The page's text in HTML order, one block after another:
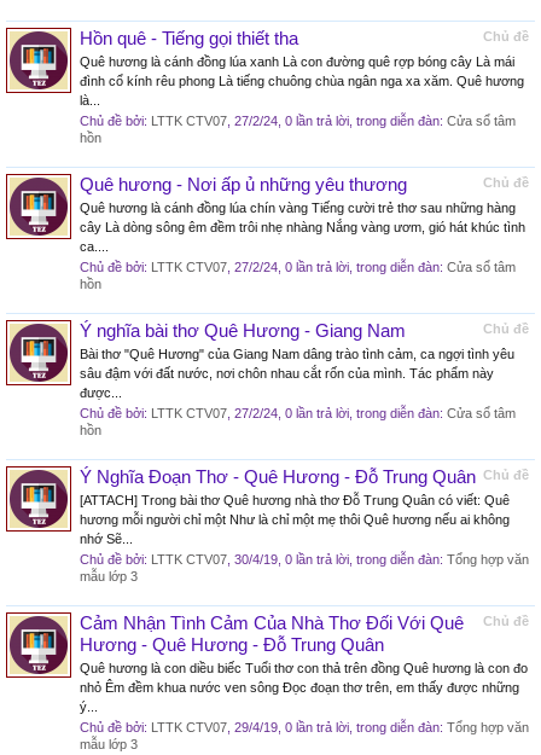
Chủ đề
Hồn quê - Tiếng gọi thiết tha
Quê hương là cánh đồng lúa xanh Là con đường quê rợp bóng cây Là mái
đình cổ kính rêu phong Là tiếng chuông chùa ngân nga xa xăm. Quê hương
là...
Chủ đề bởi: LTTK CTV07 27/2/24 , 0 lần trả lời, trong diễn đàn: Cửa sổ tâm
hồn
Chủ đề
Quê hương - Nơi ấp ủ những yêu thương
Quê hương là cánh đồng lúa chín vàng Tiếng cười trẻ thơ sau những hàng
cây Là dòng sông êm đềm trôi nhẹ nhàng Nắng vàng ươm, gió hát khúc tình
ca....
Chủ đề bởi: LTTK CTV07 27/2/24 , 0 lần trả lời, trong diễn đàn: Cửa sổ tâm
hồn
Chủ đề
Ý nghĩa bài thơ Quê Hương - Giang Nam
Bài thơ "Quê Hương" của Giang Nam dâng trào tình cảm, ca ngợi tình yêu
sâu đậm với đất nước, nơi chôn nhau cắt rốn của mình. Tác phẩm này
được...
Chủ đề bởi: LTTK CTV07 27/2/24 , 0 lần trả lời, trong diễn đàn: Cửa sổ tâm
hồn
Chủ đề
Ý Nghĩa Đoạn Thơ - Quê Hương - Đỗ Trung Quân
[ATTACH] Trong bài thơ Quê hương nhà thơ Đỗ Trung Quân có viết: Quê
hương mỗi người chỉ một Như là chỉ một mẹ thôi Quê hương nếu ai không
nhớ Sẽ...
Chủ đề bởi: LTTK CTV07 30/4/19 , 0 lần trả lời, trong diễn đàn: Tổng hợp văn
mẫu lớp 3
Chủ đề
Cảm Nhận Tình Cảm Của Nhà Thơ Đối Với Quê
Hương - Quê Hương - Đỗ Trung Quân
Quê hương là con diều biếc Tuổi thơ con thả trên đồng Quê hương là con đo
nhỏ Êm đềm khua nước ven sông Đọc đoạn thơ trên, em thấy được những
ý...
Chủ đề bởi: LTTK CTV07 29/4/19 , 0 lần trả lời, trong diễn đàn: Tổng hợp văn
mẫu lớp 3